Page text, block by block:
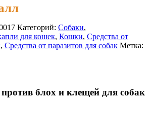
Категорий: Cобаки,
для кошек, Кошки, Средства от
, Средства от паразитов для собак Метка:
блох и клещей для собак